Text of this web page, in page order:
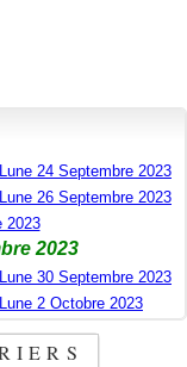
24 Septembre 2023
26 Septembre 2023
2023
2023
30 Septembre 2023
2 Octobre 2023